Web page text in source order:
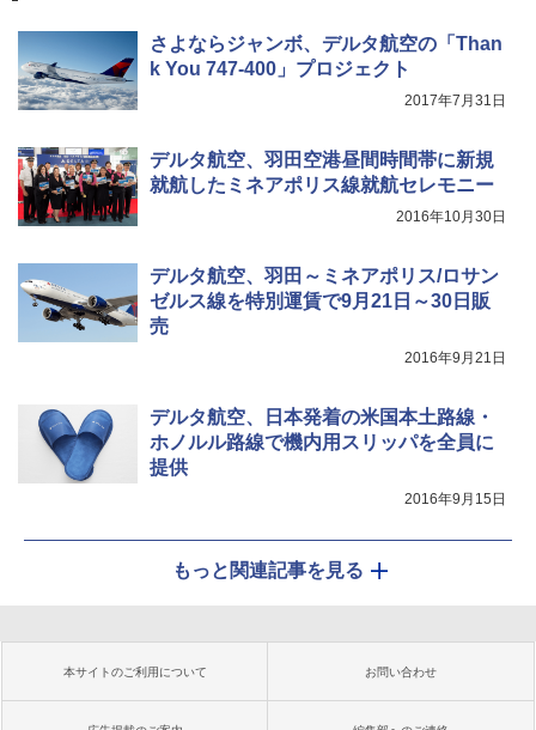
さよならジャンボ、デルタ航空の「Than
k You 747-400」プロジェクト
2017年7月31日
デルタ航空、羽田空港昼間時間帯に新規
就航したミネアポリス線就航セレモニー
2016年10月30日
デルタ航空、羽田～ミネアポリス/ロサン
ゼルス線を特別運賃で9月21日～30日販
売
2016年9月21日
デルタ航空、日本発着の米国本土路線・
ホノルル路線で機内用スリッパを全員に
提供
2016年9月15日
もっと関連記事を見る
本サイトのご利用について お問い合わせ